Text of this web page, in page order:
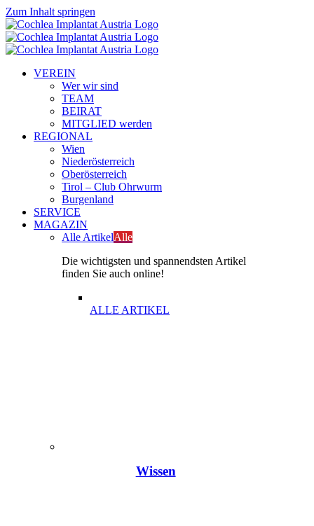
Zum Inhalt springen
VEREIN
Wer wir sind
TEAM
BEIRAT
MITGLIED werden
REGIONAL
Wien
Niederösterreich
Oberösterreich
Tirol – Club Ohrwurm
Burgenland
SERVICE
MAGAZIN
Alle ArtikelAlle
Die wichtigsten und spannendsten Artikel
finden Sie auch online!
ALLE ARTIKEL
Wissen